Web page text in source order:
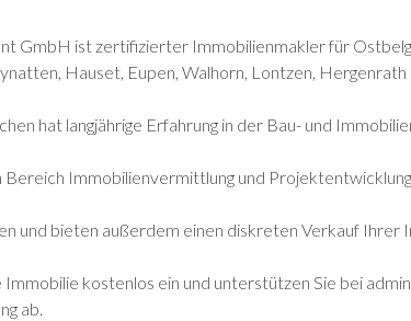
GmbH ist zertifizierter Immobilienmakler für
Hauset, Eupen, Walhorn, Lontzen, Hergenrath
hat langjährige Erfahrung in der Bau- und
Bereich Immobilienvermittlung und
und bieten außerdem einen diskreten Verkauf Ihrer
kostenlos ein und unterstützen Sie bei
ab.